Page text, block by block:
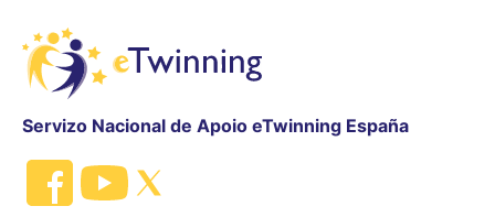
Servizo Nacional de Apoio eTwinning España